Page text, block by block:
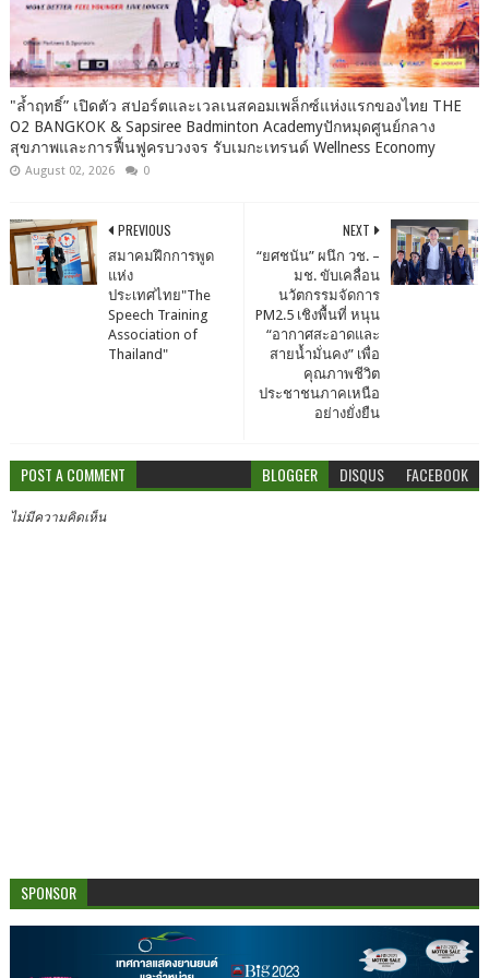
"ล้ำฤทธิ์” เปิดตัว สปอร์ตและเวลเนสคอมเพล็กซ์แห่งแรกของไทย THE
O2 BANGKOK & Sapsiree Badminton Academyปักหมุดศูนย์กลาง
สุขภาพและการฟื้นฟูครบวงจร รับเมกะเทรนด์ Wellness Economy
August 02, 2026 0
NEXT
“ยศชนัน” ผนึก วช. –
มช. ขับเคลื่อน
นวัตกรรมจัดการ
PM2.5 เชิงพื้นที่ หนุน
“อากาศสะอาดและ
สายน้ำมั่นคง” เพื่อ
คุณภาพชีวิต
ประชาชนภาคเหนือ
อย่างยั่งยืน
PREVIOUS
สมาคมฝึกการพูด
แห่ง
ประเทศไทย"The
Speech Training
Association of
Thailand"
POST A COMMENT BLOGGER DISQUS FACEBOOK
ไม่มีความคิดเห็น
SPONSOR